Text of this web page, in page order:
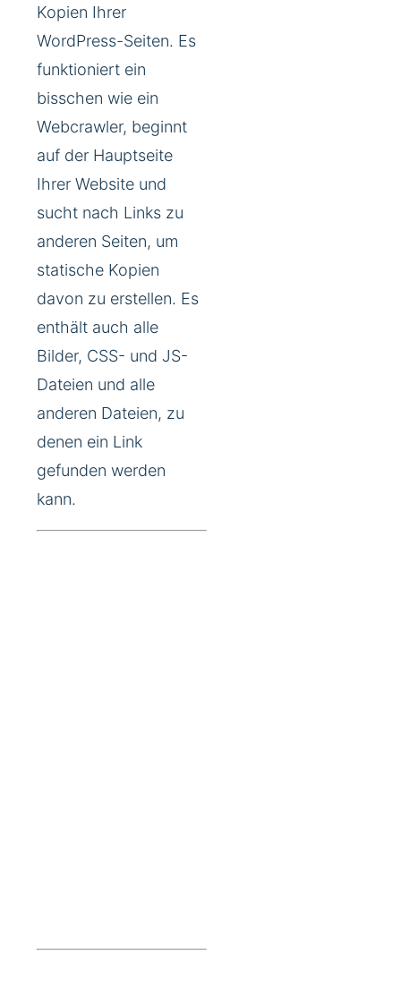
Kopien Ihrer
WordPress-Seiten. Es
funktioniert ein
bisschen wie ein
Webcrawler, beginnt
auf der Hauptseite
Ihrer Website und
sucht nach Links zu
anderen Seiten, um
statische Kopien
davon zu erstellen. Es
enthält auch alle
Bilder, CSS- und JS-
Dateien und alle
anderen Dateien, zu
denen ein Link
gefunden werden
kann.